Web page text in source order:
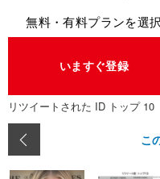
無料・有料プランを選択
いますぐ登録
リツイートされた ID トップ 10
こ